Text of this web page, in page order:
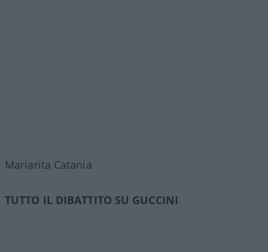
Mariarita Catania
TUTTO IL DIBATTITO SU GUCCINI